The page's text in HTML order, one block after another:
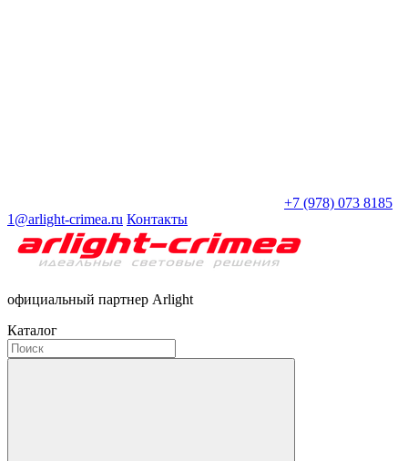
+7 (978) 073 8185
1@arlight-crimea.ru Контакты
официальный партнер Arlight
Каталог